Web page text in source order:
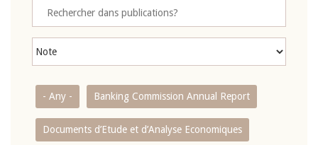
- Any - Banking Commission Annual Report
Documents d’Etude et d’Analyse Economiques